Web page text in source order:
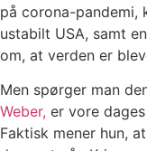
på corona-pandemi,
ustabilt USA, samt
om, at verden er
Men spørger man
Weber, er vore
Faktisk mener hun,